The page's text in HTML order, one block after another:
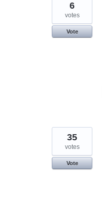
6
votes
Vote
35
votes
Vote